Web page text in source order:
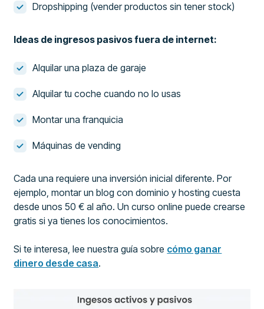
Dropshipping (vender productos sin tener stock)
Ideas de ingresos pasivos fuera de internet:
Alquilar una plaza de garaje
Alquilar tu coche cuando no lo usas
Montar una franquicia
Máquinas de vending
Cada una requiere una inversión inicial diferente. Por
ejemplo, montar un blog con dominio y hosting cuesta
desde unos 50 € al año. Un curso online puede crearse
gratis si ya tienes los conocimientos.
Si te interesa, lee nuestra guía sobre cómo ganar
dinero desde casa.